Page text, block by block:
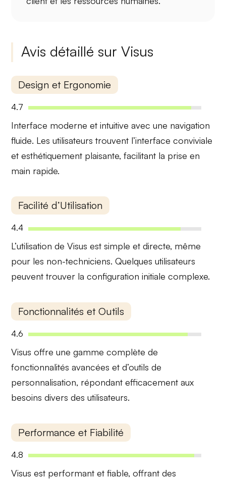
Avis détaillé sur Visus
Design et Ergonomie
4.7
Interface moderne et intuitive avec une navigation
fluide. Les utilisateurs trouvent l’interface conviviale
et esthétiquement plaisante, facilitant la prise en
main rapide.
Facilité d’Utilisation
4.4
L’utilisation de Visus est simple et directe, même
pour les non-techniciens. Quelques utilisateurs
peuvent trouver laconfiguration initiale complexe.
Fonctionnalités et Outils
4.6
Visus offre une gamme complète de
fonctionnalités avancées et d’outils de
personnalisation, répondant efficacement aux
besoins divers des utilisateurs.
Performance et Fiabilité
4.8
Visus est performant et fiable, offrant des